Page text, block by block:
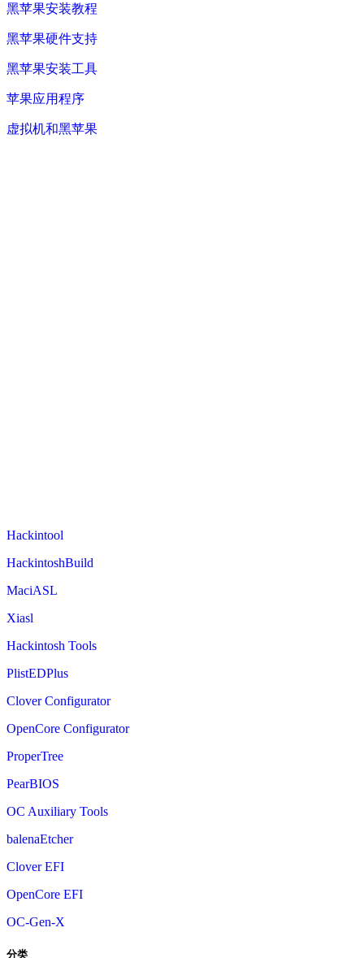
黑苹果安装教程
黑苹果硬件支持
黑苹果安装工具
苹果应用程序
虚拟机和黑苹果
Hackintool
HackintoshBuild
MaciASL
Xiasl
Hackintosh Tools
PlistEDPlus
Clover Configurator
OpenCore Configurator
ProperTree
PearBIOS
OC Auxiliary Tools
balenaEtcher
Clover EFI
OpenCore EFI
OC-Gen-X
分类